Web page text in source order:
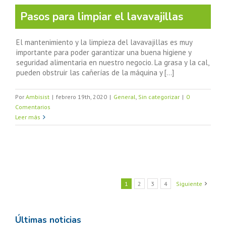
Pasos para limpiar el lavavajillas
El mantenimiento y la limpieza del lavavajillas es muy
importante para poder garantizar una buena higiene y
seguridad alimentaria en nuestro negocio. La grasa y la cal,
pueden obstruir las cañerías de la máquina y [...]
Por Ambisist | febrero 19th, 2020 | General Sin categorizar | 0
Comentarios
Leer más
1 2 3 4 Siguiente
Últimas noticias